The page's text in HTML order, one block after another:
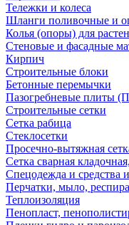
Тележки и колеса
Шланги поливочные и
Колья (опоры) для
Стеновые и фасадные
Кирпич
Строительные блоки
Бетонные перемычки
Пазогребневые плиты
Строительные сетки
Сетка рабица
Стеклосетки
Просечно-вытяжная
Сетка сварная
Спецодежда и средства
Перчатки, мыло,
Теплоизоляция
Пенопласт,